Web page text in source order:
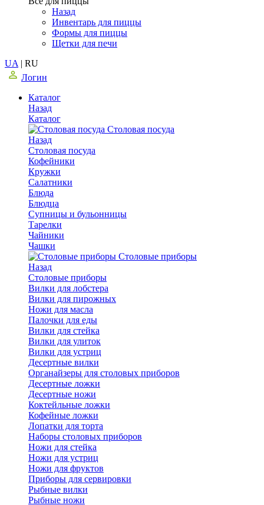
Назад
Инвентарь для пиццы
Формы для пиццы
Щетки для печи
UA | RU
Логин
Каталог
Назад
Каталог
Столовая посуда
Назад
Столовая посуда
Кофейники
Кружки
Салатники
Блюда
Блюдца
Супницы и бульонницы
Тарелки
Чайники
Чашки
Cтоловые приборы
Назад
Cтоловые приборы
Вилки для лобстера
Вилки для пирожных
Ножи для масла
Палочки для еды
Вилки для стейка
Вилки для улиток
Вилки для устриц
Десертные вилки
Органайзеры для столовых приборов
Десертные ложки
Десертные ножи
Коктейльные ложки
Кофейные ложки
Лопатки для торта
Наборы столовых приборов
Ножи для стейка
Ножи для устриц
Ножи для фруктов
Приборы для сервировки
Рыбные вилки
Рыбные ножи